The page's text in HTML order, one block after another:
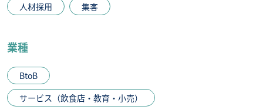
人材採用
集客
業種
BtoB
サービス（飲食店・教育・小売）